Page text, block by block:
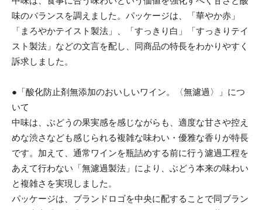
味のバランスを調えました。パッケージは、「華やか赤」
「まろやかテイスト製法」、「すっきり白」「すっきりテイ
スト製法」などの文言を配し、同商品の特長をわかりやすく
訴求しました。
●「酸化防止剤無添加のおいしいワイン。〈無濾過〉」につ
いて
中味は、ぶどうの果実感を感じながらも、適度な甘さや控え
めな渋さなども感じられる複雑な味わい・優雅な香りが特長
です。加えて、通常ワインを瓶詰めする前に行う濾過工程を
あえて行わない「無濾過製法」により、ぶどう本来の味わい
と複雑さを実現しました。
パッケージは、ブランドロゴを中央に配することで同ブラン